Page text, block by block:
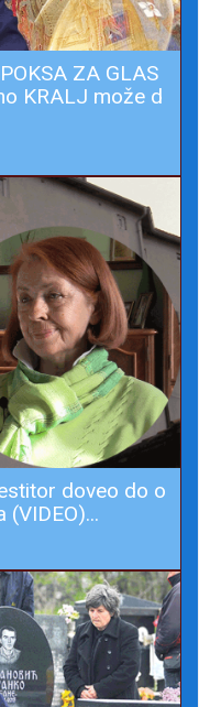
ZA GLAS
KRALJ može d
doveo do o